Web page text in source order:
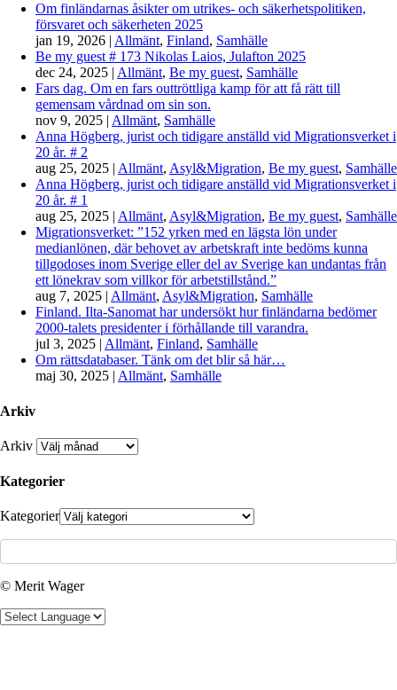
Om finländarnas åsikter om utrikes- och säkerhetspolitiken,
försvaret och säkerheten 2025
jan 19, 2026 | Allmänt, Finland, Samhälle
Be my guest # 173 Nikolas Laios, Julafton 2025
dec 24, 2025 | Allmänt, Be my guest, Samhälle
Fars dag. Om en fars outtröttliga kamp för att få rätt till
gemensam vårdnad om sin son.
nov 9, 2025 | Allmänt, Samhälle
Anna Högberg, jurist och tidigare anställd vid Migrationsverket i
20 år. # 2
aug 25, 2025 | Allmänt, Asyl&Migration, Be my guest, Samhälle
Anna Högberg, jurist och tidigare anställd vid Migrationsverket i
20 år. # 1
aug 25, 2025 | Allmänt, Asyl&Migration, Be my guest, Samhälle
Migrationsverket: ”152 yrken med en lägsta lön under
medianlönen, där behovet av arbetskraft inte bedöms kunna
tillgodoses inom Sverige eller del av Sverige kan undantas från
ett lönekrav som villkor för arbetstillstånd.”
aug 7, 2025 | Allmänt, Asyl&Migration, Samhälle
Finland. Ilta-Sanomat har undersökt hur finländarna bedömer
2000-talets presidenter i förhållande till varandra.
jul 3, 2025 | Allmänt, Finland, Samhälle
Om rättsdatabaser. Tänk om det blir så här…
maj 30, 2025 | Allmänt, Samhälle
Arkiv
Arkiv
Kategorier
Kategorier
© Merit Wager